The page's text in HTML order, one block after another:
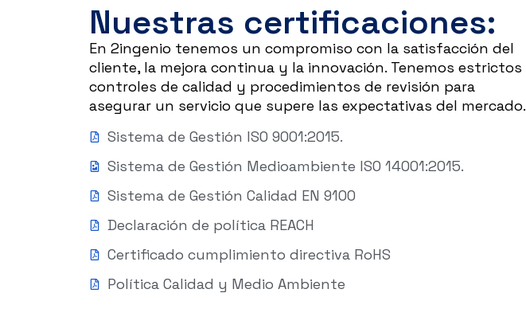
Nuestras certificaciones:
En 2ingenio tenemos un compromiso con la satisfacción del
cliente, la mejora continua y la innovación. Tenemos estrictos
controles de calidad y procedimientos de revisión para
asegurar un servicio que supere las expectativas del mercado.
Sistema de Gestión ISO 9001:2015.
Sistema de Gestión Medioambiente ISO 14001:2015.
Sistema de Gestión Calidad EN 9100
Declaración de política REACH
Certificado cumplimiento directiva RoHS
Política Calidad y Medio Ambiente